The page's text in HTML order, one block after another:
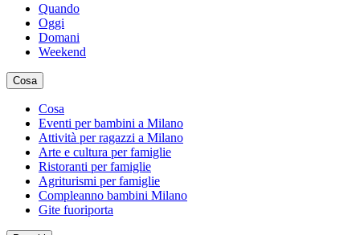
Quando
Oggi
Domani
Weekend
Cosa
Cosa
Eventi per bambini a Milano
Attività per ragazzi a Milano
Arte e cultura per famiglie
Ristoranti per famiglie
Agriturismi per famiglie
Compleanno bambini Milano
Gite fuoriporta